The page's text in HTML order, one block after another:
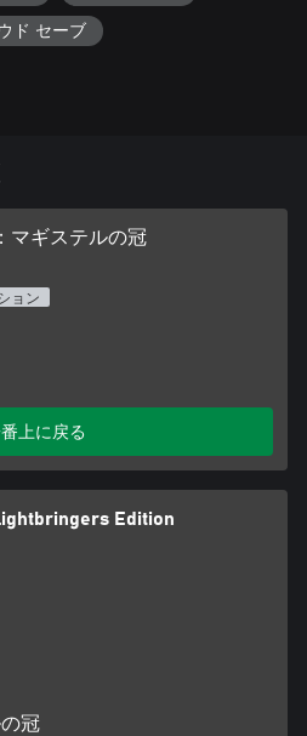
のゲームボードではない。障害
んで回避する必要がある。上下
のが吉だ。
。大きな敵が入れない細道を使
い進んで秘密のエリアを探し出
分の体格に合った遮蔽物で防御
よう。モンスターたちもまた、
険は終わらない、それがソラス
「ダンジョンメーカー」機能で
り当てる宝物から、各部屋の装
全てがあなたの思うままだ。
発中の機能であり、様々な改善
ジョンメーカー機能にも乞うご
ド セーブ
マギステルの冠
ョン
上に戻る
Edition
冠